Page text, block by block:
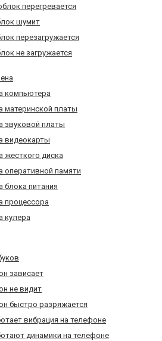
перегревается
шумит
перезагружается
не загружается
компьютера
материнской платы
звуковой платы
видеокарты
жесткого диска
оперативной памяти
блока питания
процессора
кулера
зависает
не видит
быстро разряжается
вибрация на телефоне
динамики на телефоне